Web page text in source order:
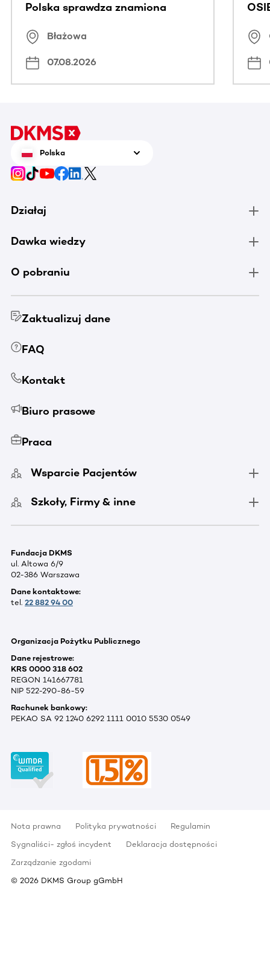
Polska sprawdza znamiona
Błażowa
07.08.2026
Polska
Działaj
Dawka wiedzy
O pobraniu
Zaktualizuj dane
FAQ
Kontakt
Biuro prasowe
Praca
Wsparcie Pacjentów
Szkoły, Firmy & inne
Fundacja DKMS
ul. Altowa 6/9
02-386 Warszawa
Dane kontaktowe:
tel. 22 882 94 00
Organizacja Pożytku Publicznego
Dane rejestrowe:
KRS 0000 318 602
REGON 141667781
NIP 522-290-86-59
Rachunek bankowy:
PEKAO SA 92 1240 6292 1111 0010 5530 0549
Nota prawna Polityka prywatności
Regulamin
Sygnaliści- zgłoś incydent
Deklaracja dostępności
Zarządzanie zgodami
© 2026 DKMS Group gGmbH